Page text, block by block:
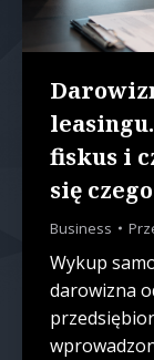
fiskus i
się
Business
Wykup
darowizna